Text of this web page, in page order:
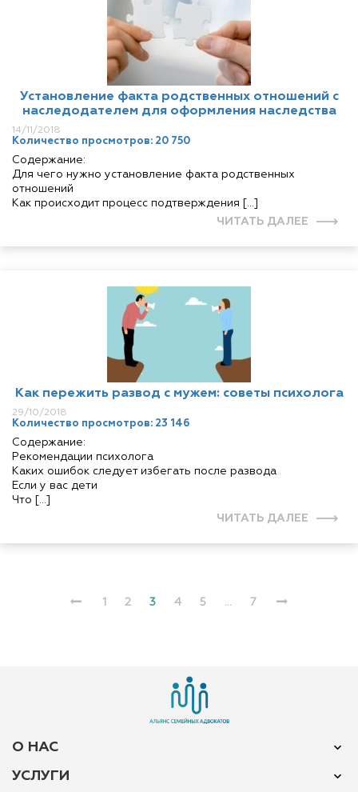
Установление факта родственных отношений с
наследодателем для оформления наследства
14/11/2018
Количество просмотров: 20 750
Содержание:
Для чего нужно установление факта родственных
отношений
Как происходит процесс подтверждения […]
ЧИТАТЬ ДАЛЕЕ
Как пережить развод с мужем: советы психолога
29/10/2018
Количество просмотров: 23 146
Содержание:
Рекомендации психолога
Каких ошибок следует избегать после развода
Если у вас дети
Что […]
ЧИТАТЬ ДАЛЕЕ
1 2 3 4 5 … 7
О НАС
УСЛУГИ